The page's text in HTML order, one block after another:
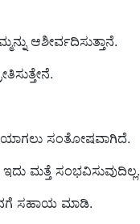
ಆಶೀರ್ವದಿಸುತ್ತಾನೆ.
ಸಂತೋಷವಾಗಿದೆ.
ಮತ್ತೆ ಸಂಭವಿಸುವುದಿಲ್ಲ.
ಸಹಾಯ ಮಾಡಿ.